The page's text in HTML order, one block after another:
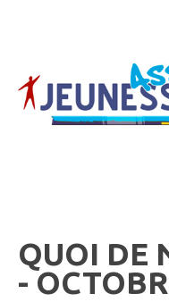
QUOI DE
-